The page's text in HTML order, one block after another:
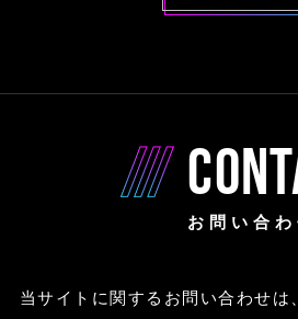
お問い合わ
当サイトに関するお問い合わせは